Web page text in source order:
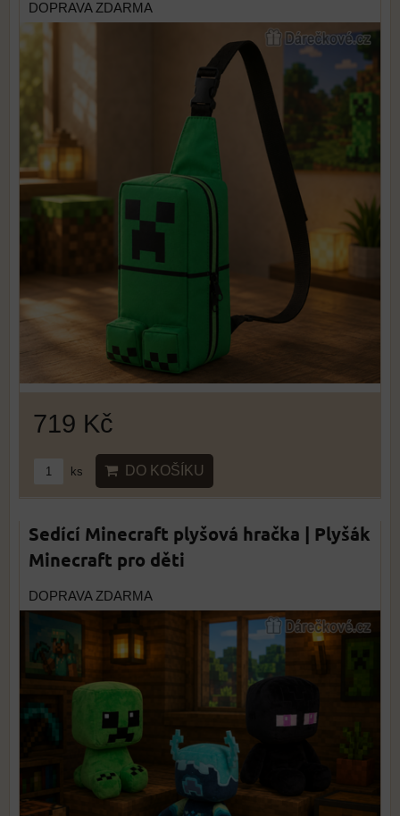
DOPRAVA ZDARMA
719 Kč
ks DO KOŠÍKU
Sedící Minecraft plyšová hračka | Plyšák
Minecraft pro děti
DOPRAVA ZDARMA